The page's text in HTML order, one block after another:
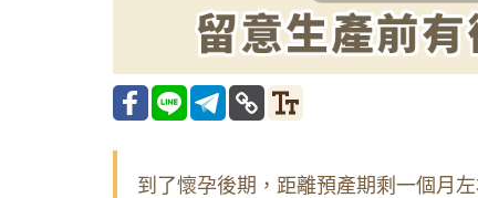
到了懷孕後期，距離預產期剩一個月